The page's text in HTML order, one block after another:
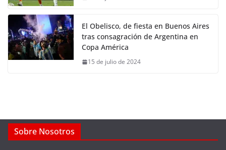
El Obelisco, de fiesta en Buenos Aires
tras consagración de Argentina en
Copa América
15 de julio de 2024
Sobre Nosotros